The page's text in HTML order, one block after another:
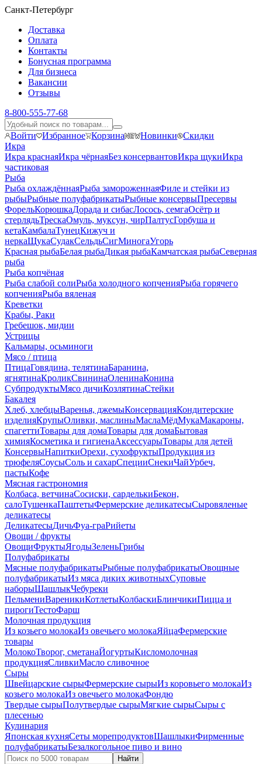
Санкт-Петербург
Доставка
Оплата
Контакты
Бонусная программа
Для бизнеса
Вакансии
Отзывы
8-800-555-77-68
Войти Избранное Корзина Новинки Скидки
Икра
Икра краснаяИкра чёрнаяБез консервантовИкра щукиИкра
частиковая
Рыба
Рыба охлаждённаяРыба замороженнаяФиле и стейки из
рыбыРыбные полуфабрикатыРыбные консервыПресервы
ФорельКорюшкаДорада и сибасЛосось, семгаОсётр и
стерлядьТрескаОмуль, муксун, чирПалтусГорбуша и
кетаКамбалаТунецКижуч и
неркаЩукаСудакСельдьСигМиногаУгорь
Красная рыбаБелая рыбаДикая рыбаКамчатская рыбаСеверная
рыба
Рыба копчёная
Рыба слабой солиРыба холодного копченияРыба горячего
копченияРыба вяленая
Креветки
Крабы, Раки
Гребешок, мидии
Устрицы
Кальмары, осьминоги
Мясо / птица
ПтицаГовядина, телятинаБаранина,
ягнятинаКроликСвининаОленинаКонина
СубпродуктыМясо дичиКозлятинаСтейки
Бакалея
Хлеб, хлебцыВаренья, джемыКонсервацияКондитерские
изделияКрупыОливки, маслиныМаслаМёдМукаМакароны,
спагеттиТовары для домаТовары для домаБытовая
химияКосметика и гигиенаАксессуарыТовары для детей
КонсервыНапиткиОрехи, сухофруктыПродукция из
трюфеляСоусыСоль и сахарСпецииСнекиЧайУрбеч,
пастыКофе
Мясная гастрономия
Колбаса, ветчинаСосиски, сарделькиБекон,
салоТушенкаПаштетыФермерские деликатесыСыровяленые
деликатесы
ДеликатесыДичьФуа-граРийеты
Овощи / фрукты
ОвощиФруктыЯгодыЗеленьГрибы
Полуфабрикаты
Мясные полуфабрикатыРыбные полуфабрикатыОвощные
полуфабрикатыИз мяса диких животныхСуповые
наборыШашлыкЧебуреки
ПельмениВареникиКотлетыКолбаскиБлинчикиПицца и
пирогиТестоФарш
Молочная продукция
Из козьего молокаИз овечьего молокаЯйцаФермерские
товары
МолокоТворог, сметанаЙогуртыКисломолочная
продукцияСливкиМасло сливочное
Сыры
Швейцарские сырыФермерские сырыИз коровьего молокаИз
козьего молокаИз овечьего молокаФондю
Твердые сырыПолутвердые сырыМягкие сырыСыры c
плесенью
Кулинария
Японская кухняСеты морепродуктовШашлыкиФирменные
полуфабрикатыБезалкогольное пиво и вино
Найти